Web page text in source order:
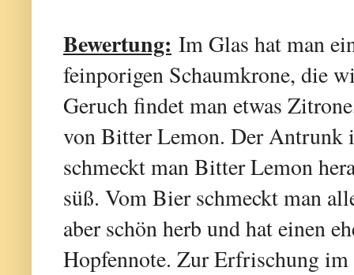
Bewertung: Im Glas hat man
feinporigen Schaumkrone, die
Geruch findet man etwas
von Bitter Lemon. Der Antrunk
schmeckt man Bitter Lemon
süß. Vom Bier schmeckt man
aber schön herb und hat einen
Hopfennote. Zur Erfrischung